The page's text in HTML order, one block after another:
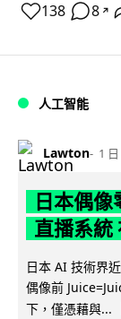
138 8 ↗
人工智能
Lawton 1 日
日本偶
直播系統
日本 AI 技術界
偶像前
下，僅憑藉與...